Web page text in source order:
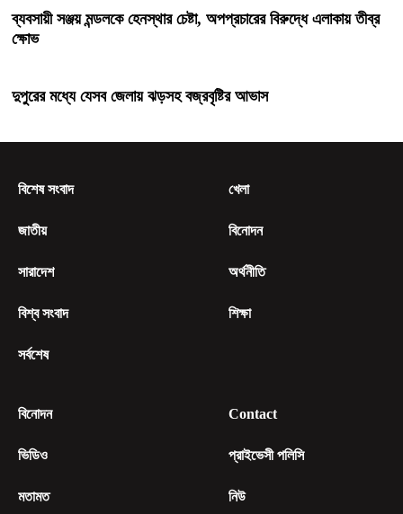
ব্যবসায়ী সঞ্জয় মন্ডলকে হেনস্থার চেষ্টা, অপপ্রচারের বিরুদ্ধে এলাকায় তীব্র
ক্ষোভ
দুপুরের মধ্যে যেসব জেলায় ঝড়সহ বজ্রবৃষ্টির আভাস
বিশেষ সংবাদ
জাতীয়
সারাদেশ
বিশ্ব সংবাদ
সর্বশেষ
খেলা
বিনোদন
অর্থনীতি
শিক্ষা
বিনোদন
ভিডিও
মতামত
Contact
প্রাইভেসী পলিসি
নিউ